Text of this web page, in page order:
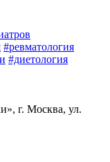
#ревматология
#диетология
г. Москва, ул.